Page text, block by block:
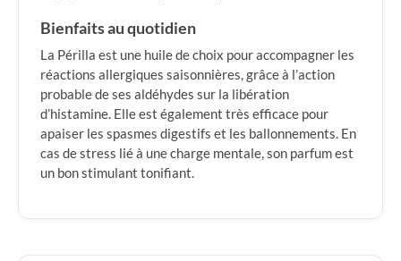
Bienfaits au quotidien
La Périlla est une huile de choix pour accompagner les
réactions allergiques saisonnières, grâce à l’action
probable de ses aldéhydes sur la libération
d’histamine. Elle est également très efficace pour
apaiser les spasmes digestifs et les ballonnements. En
cas de stress lié à une charge mentale, son parfum est
un bon stimulant tonifiant.